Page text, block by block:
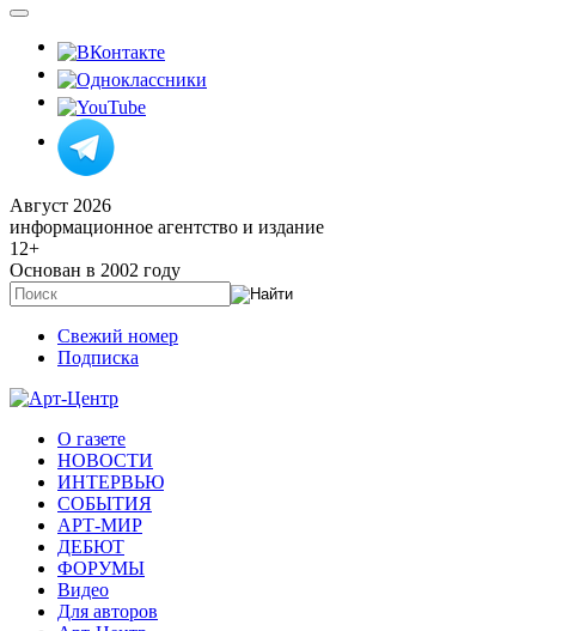
Август 2026
информационное агентство и издание
12+
Основан в 2002 году
Свежий номер
Подписка
О газете
НОВОСТИ
ИНТЕРВЬЮ
СОБЫТИЯ
АРТ-МИР
ДЕБЮТ
ФОРУМЫ
Видео
Для авторов